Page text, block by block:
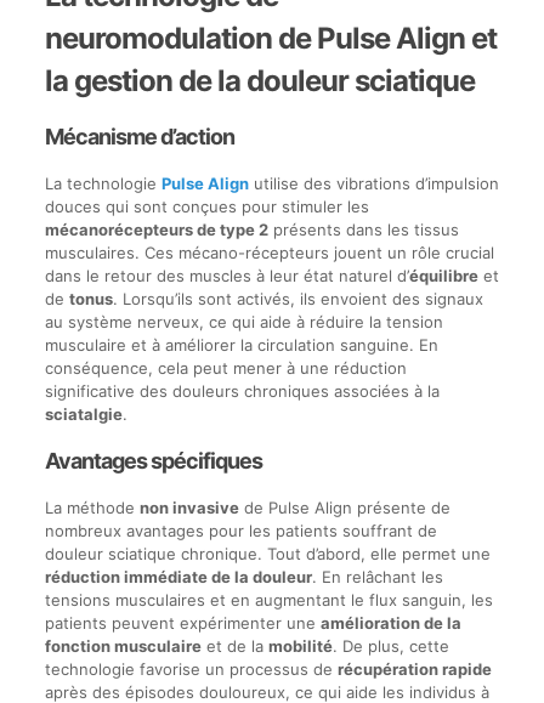
neuromodulation de Pulse Align et
la gestion de la douleur sciatique
Mécanisme d’action
La technologie Pulse Alignutilise des vibrations d’impulsion
douces qui sont conçues pour stimuler les
mécanorécepteurs de type 2présents dans les tissus
musculaires. Ces mécano-récepteurs jouent un rôle crucial
dans le retour des muscles à leur état naturel d’équilibreet
de tonus. Lorsqu’ils sont activés, ils envoient des signaux
au système nerveux, ce qui aide à réduire la tension
musculaire et à améliorer la circulation sanguine. En
conséquence, cela peut mener à une réduction
significative des douleurs chroniques associées à la
sciatalgie.
Avantages spécifiques
La méthode non invasivede Pulse Align présente de
nombreux avantages pour les patients souffrant de
douleur sciatique chronique. Tout d’abord, elle permet une
réduction immédiate de la douleur. En relâchant les
tensions musculaires et en augmentant le flux sanguin, les
patients peuvent expérimenter une amélioration de la
fonction musculaireet de la mobilité. De plus, cette
technologie favorise un processus de récupération rapide
après des épisodes douloureux, ce qui aide les individus à